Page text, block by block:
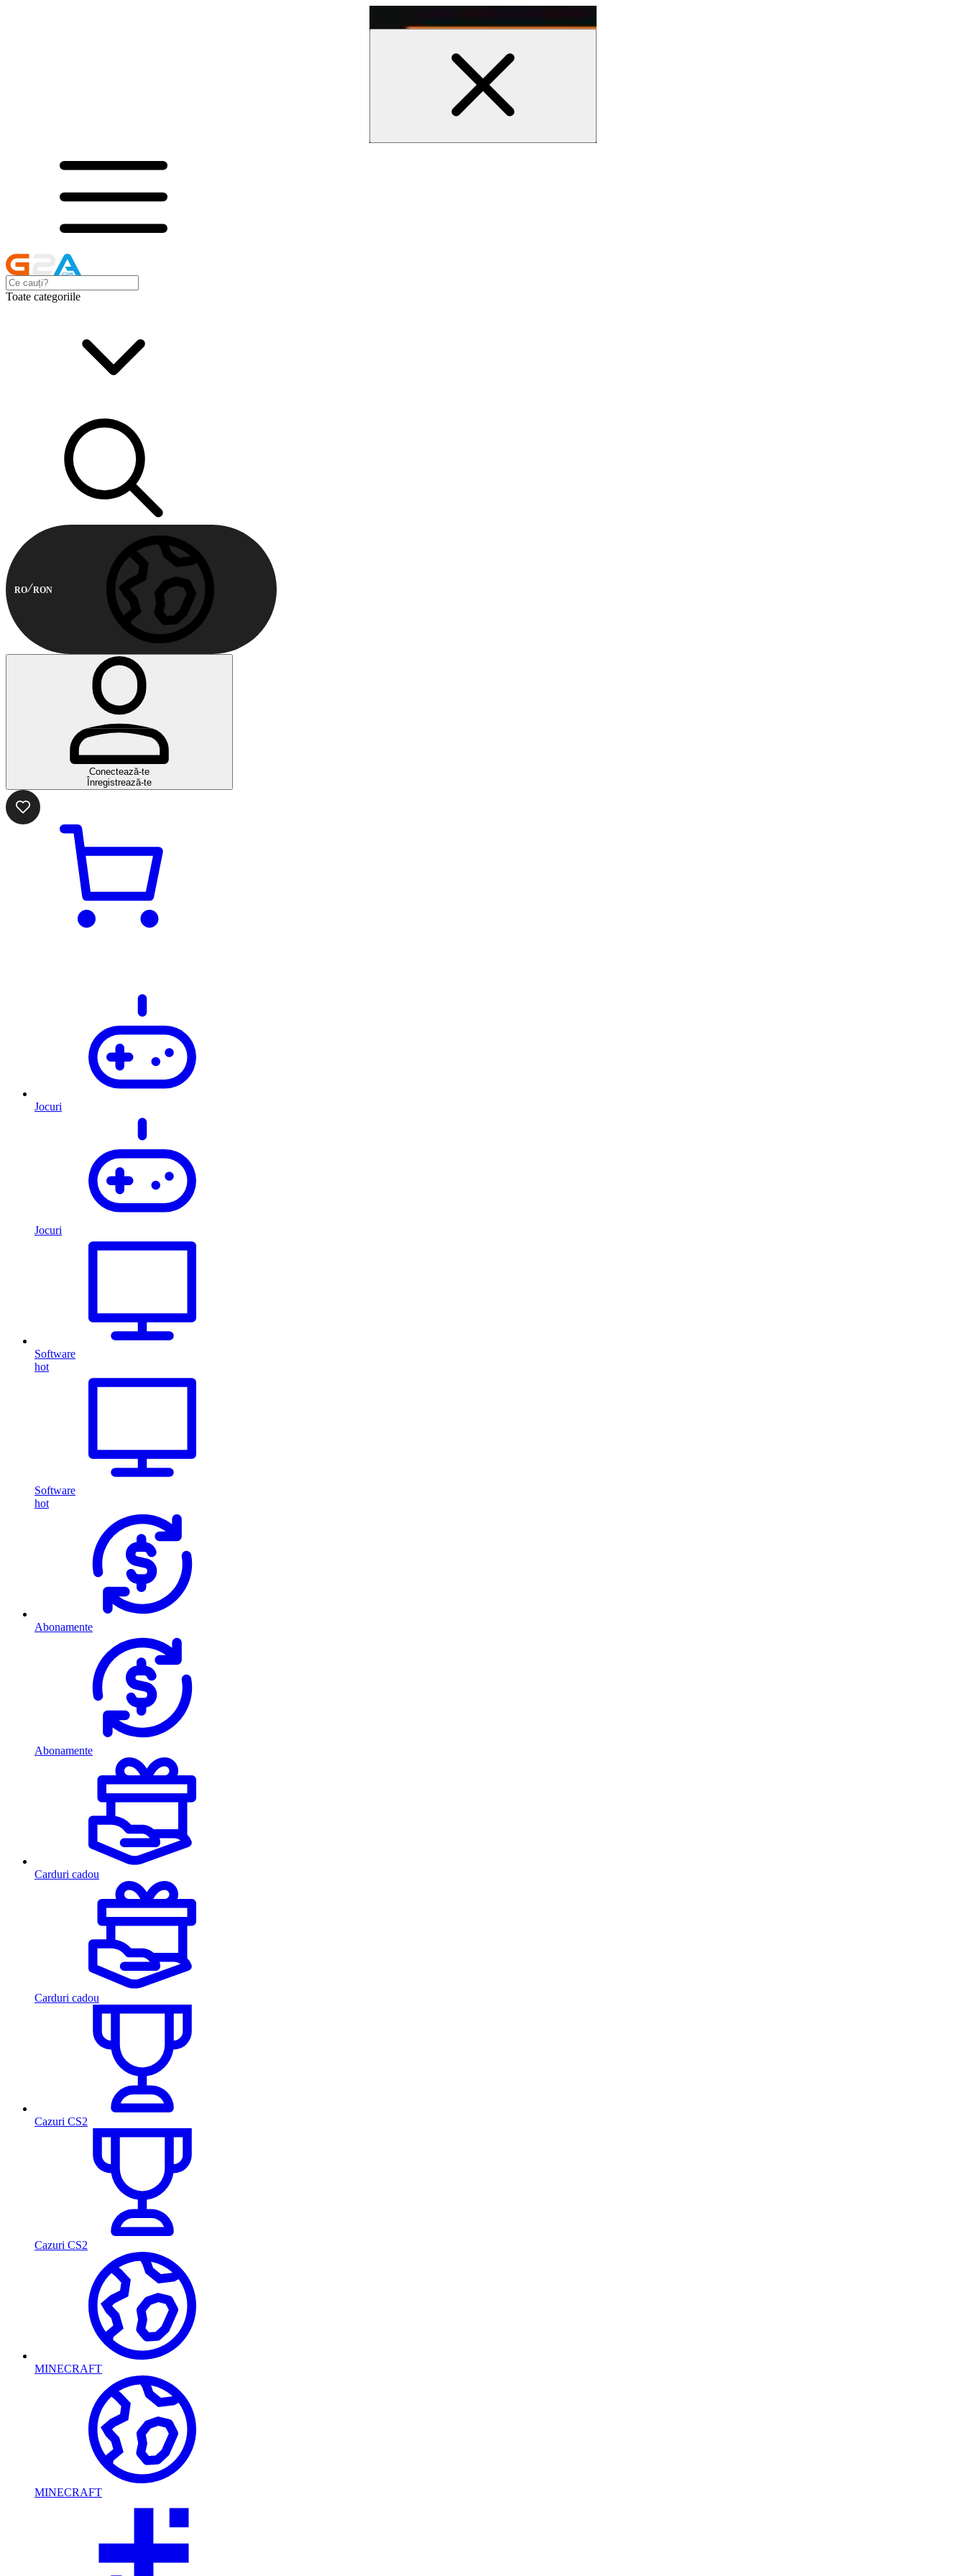
Toate categoriile
RO RON
Conectează-te
Înregistrează-te
Jocuri
Jocuri
Software
hot
Software
hot
Abonamente
Abonamente
Carduri cadou
Carduri cadou
Cazuri CS2
Cazuri CS2
MINECRAFT
MINECRAFT